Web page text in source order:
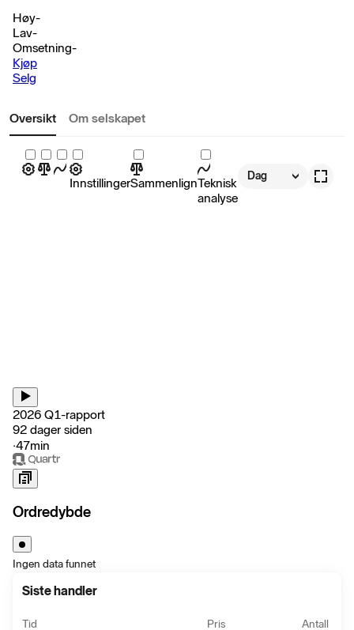
Høy-
Lav-
Omsetning-
Kjøp
Selg
Oversikt Om selskapet
InnstillingerSammenlignTeknisk
analyse
Dag
2026 Q1-rapport
92 dager siden
‧47min
Ordredybde
Ingen data funnet
Siste handler
Tid Pris Antall